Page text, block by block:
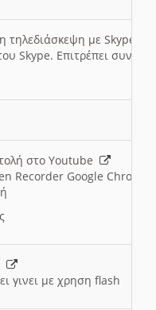
τηλεδιάσκεψη με Skype
Skype. Επιτρέπει
στο Youtube
Recorder Google Chrome
γινει με χρηση flash